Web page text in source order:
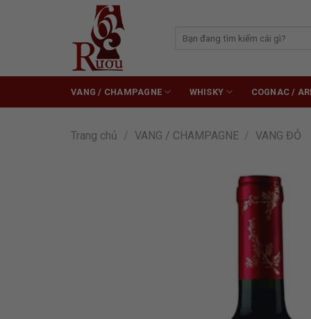
kiếm:
VANG / CHAMPAGNE WHISKY COGNAC /
Trang chủ / VANG / CHAMPAGNE / VANG ĐỎ